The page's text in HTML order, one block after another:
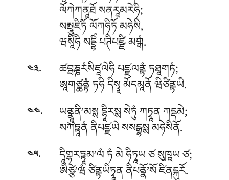
ལོཀེཀནཱཐོ སནརཱམརེཧི;
སམྤཱུཛིཏོ ལོཀཧིཏོ མཧེསི,
ཝསཱིཧི སདྡྷིཾ པཊིཔཛྫི མགྒཾ.
༤༣. ཚབྦཎྞརཾསིཛཱལེཧི པཛྫལནྟཾ ཏཐཱགཏཾ;
ཨཱགཙྪནྟཾ ཏཧི དིསྭཱ མོདམཱནོ ཝིཙིནྟཡི.
༤༤. ཡནྣཱུནི’མསྶ དྷཱིརསྶ སེཏུཾ ཀཏྭཱན ཀདྡམེ;
སཀཏྟཱནཾ ནིཔཛྫཡེ སསངྒྷསྶ མཧེསིནོ.
༤༥. དཱིགྷརཏྟཱམ’ལཾ ཏཾ མེ ཧིཏཱཡ ཙ སུཁཱཡ ཙ;
ཨིཙྩེ’ཝཾ ཙིནྟཡིཏྭཱན ནིཔནྣོ’སོ ཛིནངྐུརོ.